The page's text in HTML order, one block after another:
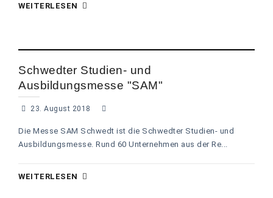
WEITERLESEN
Schwedter Studien- und
Ausbildungsmesse "SAM"
23. August 2018
Die Messe SAM Schwedt ist die Schwedter Studien- und
Ausbildungsmesse. Rund 60 Unternehmen aus der Re...
WEITERLESEN